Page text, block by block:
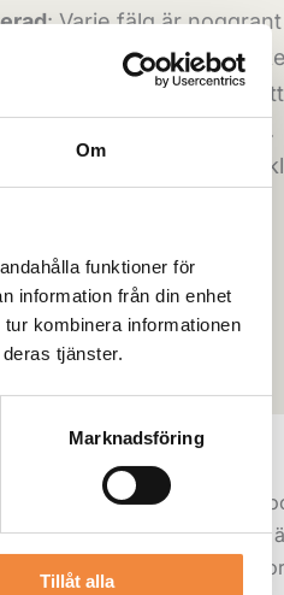
Om
funktioner för
information från din enhet
kombinera informationen
tjänster.
Marknadsföring
Tillåt alla
: Varje fälg är
prestanda och
ytbehandling för
korrosion och slitage.
Speciellt designad för att
till i varukorg
Kategori:Landrover
ifrån vårt centrallager
8 arbetsdagar. Lagersaldot
är slut när vi fått in din